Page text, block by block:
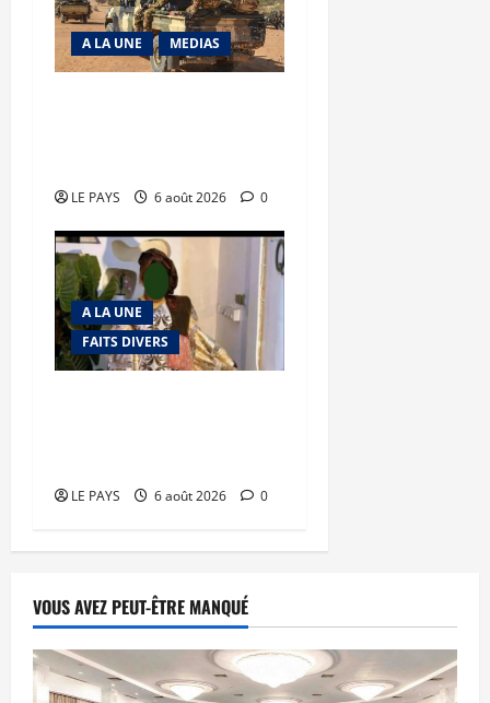
A LA UNE MEDIAS
LE PAYS 6 août 2026 0
A LA UNE
FAITS DIVERS
LE PAYS 6 août 2026 0
VOUS AVEZ PEUT-ÊTRE MANQUÉ